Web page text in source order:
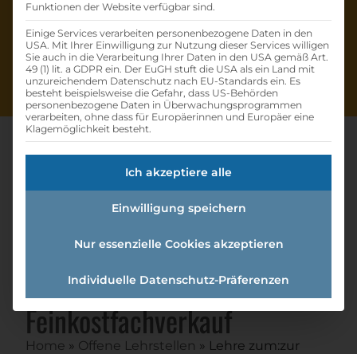
Andere Lehrstelle suchen
Lehre Zum:zur
Einzelhandelskaufmann:einzel
handelskauffrau
Schwerpunkt
Feinkostfachverkauf
Home » Offene Lehrstellen » Lehre zum:zur
Funktionen der Website verfügbar sind.
Einige Services verarbeiten personenbezogene Daten in den
USA. Mit Ihrer Einwilligung zur Nutzung dieser Services willigen
Sie auch in die Verarbeitung Ihrer Daten in den USA gemäß Art.
49 (1) lit. a GDPR ein. Der EuGH stuft die USA als ein Land mit
unzureichendem Datenschutz nach EU-Standards ein. Es
besteht beispielsweise die Gefahr, dass US-Behörden
personenbezogene Daten in Überwachungsprogrammen
verarbeiten, ohne dass für Europäerinnen und Europäer eine
Klagemöglichkeit besteht.
Ich akzeptiere alle
Einwilligung speichern
Nur essenzielle Cookies akzeptieren
Individuelle Datenschutz-Präferenzen